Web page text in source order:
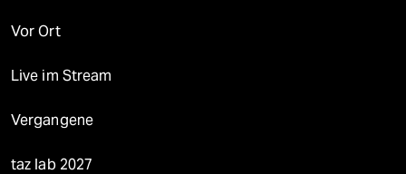
Vor Ort
Live im Stream
Vergangene
taz lab 2027